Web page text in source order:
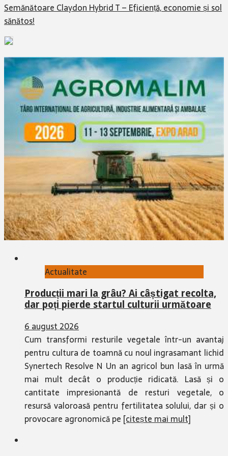
Semănătoare Claydon Hybrid T – Eficiență, economie și sol
sănătos!
Actualitate
Producții mari la grâu? Ai câștigat recolta,
dar poți pierde startul culturii următoare
6 august 2026
Cum transformi resturile vegetale într-un avantaj
pentru cultura de toamnă cu noul ingrasamant lichid
Synertech Resolve N Un an agricol bun lasă în urmă
mai mult decât o producție ridicată. Lasă și o
cantitate impresionantă de resturi vegetale, o
resursă valoroasă pentru fertilitatea solului, dar și o
provocare agronomică pe [citește mai mult]